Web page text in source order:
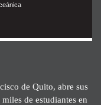
de Quito, abre sus
de estudiantes en